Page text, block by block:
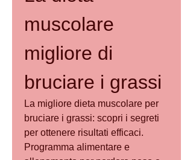
muscolare
migliore di
bruciare i grassi
La migliore dieta muscolare per
bruciare i grassi: scopri i segreti
per ottenere risultati efficaci.
Programma alimentare e